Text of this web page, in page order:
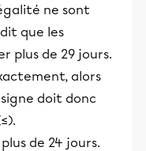
ne sont
que les
plus de 29 jours.
alors
doit donc
de 24 jours.